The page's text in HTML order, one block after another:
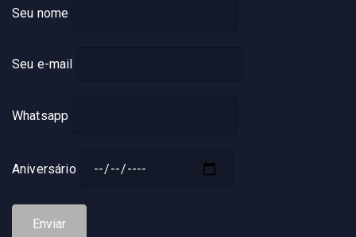
Seu nome
Seu e-mail
Whatsapp
Aniversário